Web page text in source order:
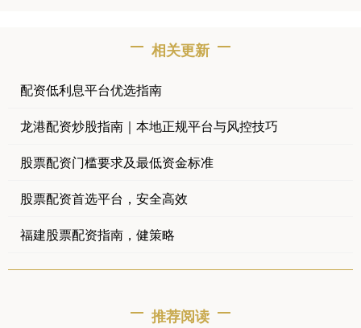
相关更新
配资低利息平台优选指南
龙港配资炒股指南｜本地正规平台与风控技巧
股票配资门槛要求及最低资金标准
股票配资首选平台，安全高效
福建股票配资指南，健策略
推荐阅读